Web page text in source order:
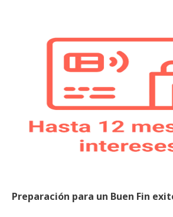
Preparación para un Buen Fin